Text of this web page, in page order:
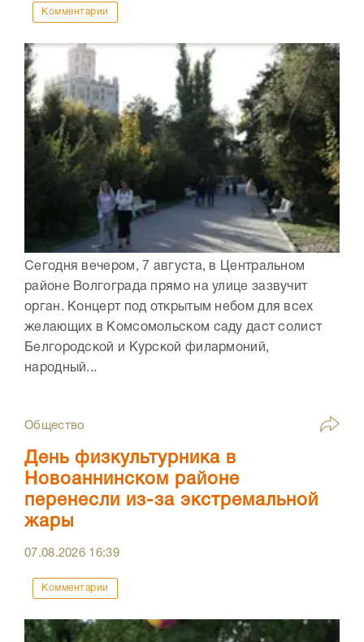
Комментарии
Сегодня вечером, 7 августа, в Центральном
районе Волгограда прямо на улице зазвучит
орган. Концерт под открытым небом для всех
желающих в Комсомольском саду даст солист
Белгородской и Курской филармоний,
народный...
Общество
День физкультурника в
Новоаннинском районе
перенесли из-за экстремальной
жары
07.08.2026 16:39
Комментарии